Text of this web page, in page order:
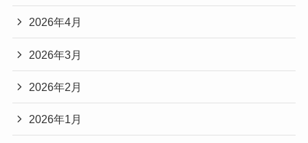
2026年4月
2026年3月
2026年2月
2026年1月